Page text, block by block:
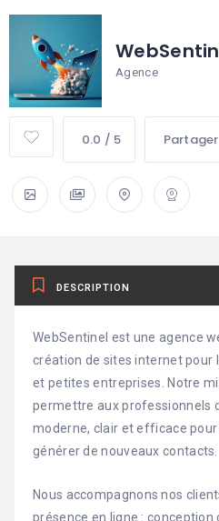
Agence
0.0 / 5 Partager
DESCRIPTION
WebSentinel est une agence
création de sites internet pour
et petites entreprises. Notre
permettre aux professionnels
moderne, clair et efficace
générer de nouveaux contacts.
Nous accompagnons nos
présence en ligne : conception